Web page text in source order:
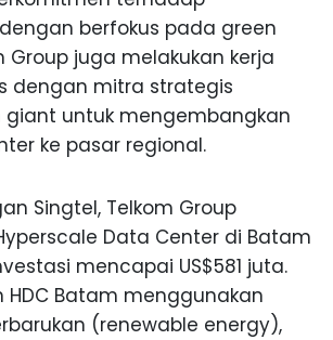
berfokus pada green
Group juga melakukan kerja
dengan mitra strategis
giant untuk mengembangkan
ke pasar regional.
Singtel, Telkom Group
Data Center di Batam
mencapai US$581 juta.
HDC Batam menggunakan
(renewable energy),